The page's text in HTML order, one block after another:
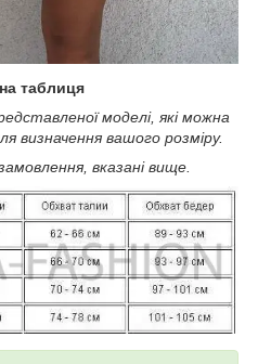
таблиця
моделі, які можна
визначення вашого розміру.
вказані вище.